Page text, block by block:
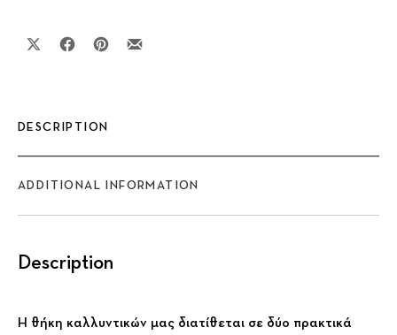
Share on XShare on Facebook
Share on Pinterest
DESCRIPTION
ADDITIONAL INFORMATION
Description
Η θήκη καλλυντικών μας διατίθεται σε δύο πρακτικά